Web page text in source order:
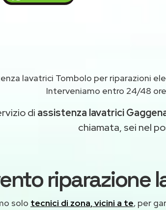
lavatrici Tombolo per riparazioni
Interveniamo entro 24/48
di assistenza lavatrici
chiamata, sei nel
riparazione
solo tecnici di zona, vicini a te, per